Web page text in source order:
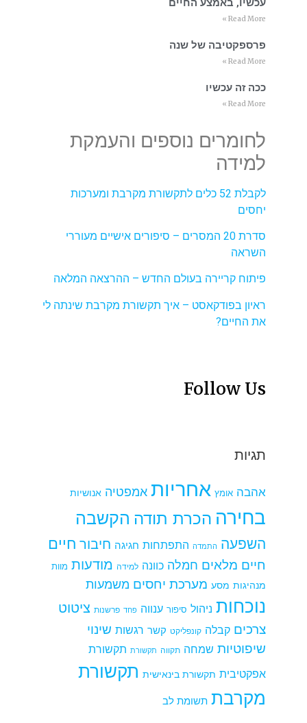
Read More »
פרספקטיבה של שנה
Read More »
ככה זה עכשיו
Read More »
לחומרים נוספים והעמקת
למידה
לקבלת 52 כלים לתקשורת מקרבת ומערכות
יחסים
סדרת 20 המסרים – סיפורים אישיים מעוררי
השראה
פיתוח קריירה בעולם החדש – ההרצאה המלאה
ראיון בפודקאסט – איך תקשורת מקרבת שינתה לי
את החיים?
Follow Us
תגיות
אהבה אומץ אחריות אמפטיה אנושיות
בחירה הכרת תודה הקשבה
השפעה התמדה התפתחות חגיגה חיבור חיים
חיים מלאים חמלה כוונה למידה מודעות מוות
מנהיגות מסע מערכת יחסים משמעות
נוכחות ניהול סיפור ענווה פחד פרשנות ציטוט
צרכים קבלה קונפליקט קשר רגשות שינוי
שיפוטיות שמחה תקווה תקשורת תקשורת
אפקטיבית תקשורת בינאישית תקשורת
מקרבת תשומת לב